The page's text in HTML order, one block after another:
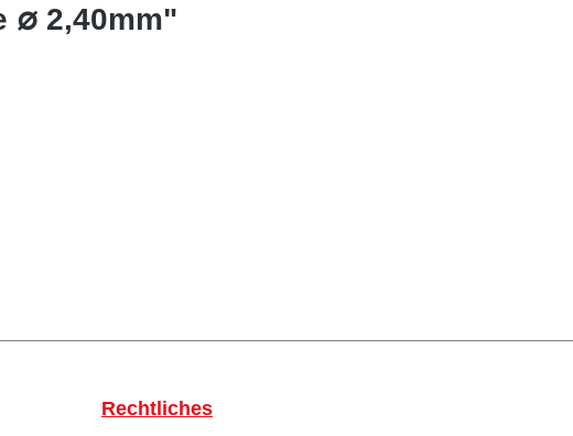
∅ 2,40mm"
Rechtliches